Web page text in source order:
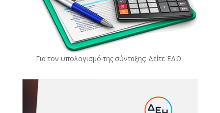
Για τον υπολογισμό της σύνταξης: Δείτε ΕΔΩ